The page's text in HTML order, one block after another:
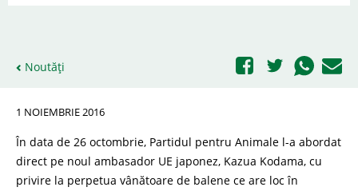
Noutăți
1 NOIEMBRIE 2016
În data de 26 octombrie, Partidul pentru Animale l-a abordat
direct pe noul ambasador UE japonez, Kazua Kodama, cu
privire la perpetua vânătoare de balene ce are loc în